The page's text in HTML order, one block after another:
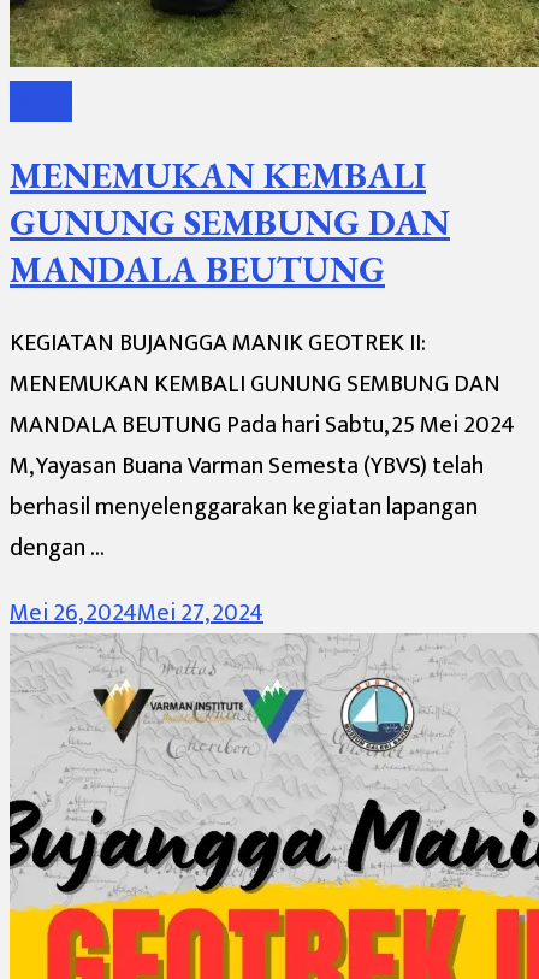
MENEMUKAN KEMBALI
GUNUNG SEMBUNG DAN
MANDALA BEUTUNG
KEGIATAN BUJANGGA MANIK GEOTREK II:
MENEMUKAN KEMBALI GUNUNG SEMBUNG DAN
MANDALA BEUTUNG Pada hari Sabtu, 25 Mei 2024
M, Yayasan Buana Varman Semesta (YBVS) telah
berhasil menyelenggarakan kegiatan lapangan
dengan …
Mei 26, 2024Mei 27, 2024